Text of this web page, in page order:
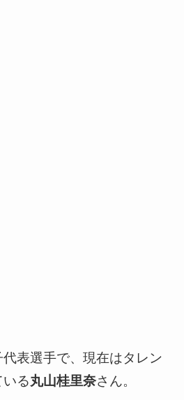
表選手で、現在はタレン
いる丸山桂里奈さん。